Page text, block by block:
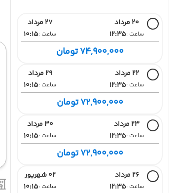
20 مرداد
ساعت :12:35
27 مرداد
ساعت :10:15
74,900,000 تومان
22 مرداد
ساعت :12:35
29 مرداد
ساعت :10:15
72,900,000 تومان
23 مرداد
ساعت :12:35
30 مرداد
ساعت :10:15
72,900,000 تومان
26 مرداد
ساعت :12:35
02 شهریور
ساعت :10:15